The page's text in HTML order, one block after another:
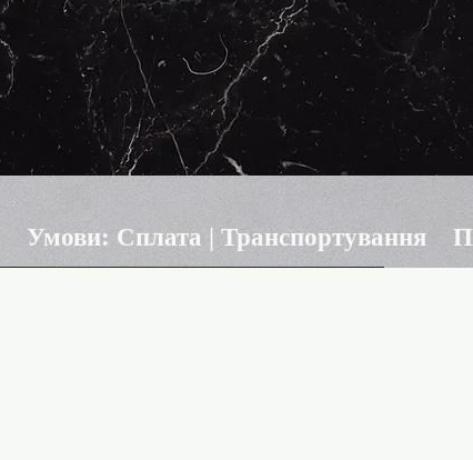
Умови: Сплата | Транспортування